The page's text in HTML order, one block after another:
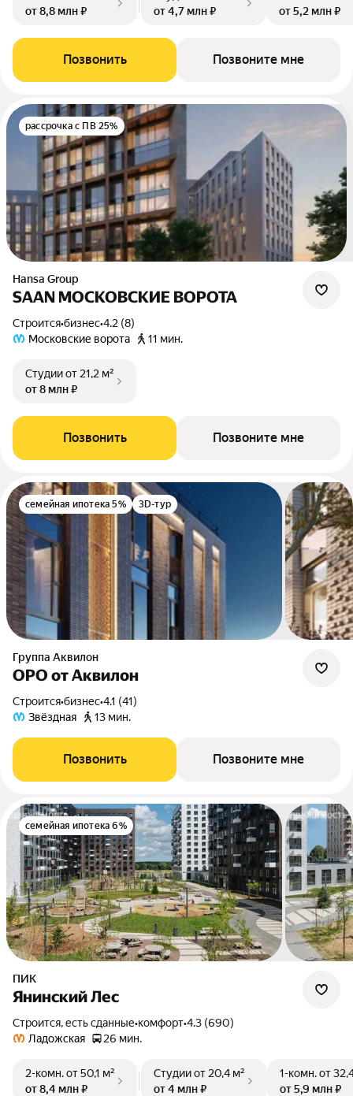
от 8,8 млн ₽
от 4,7 млн ₽
от 5,2 млн ₽
Позвонить Позвоните мне
рассрочка с ПВ 25%
Hansa Group
SAAN МОСКОВСКИЕ ВОРОТА
Строится•бизнес•4.2 (8)
Московские ворота
11 мин.
Студииот 21,2 м²
от 8 млн ₽
Позвонить Позвоните мне
семейная ипотека 5% 3D-тур
Группа Аквилон
ОРО от Аквилон
Строится•бизнес•4.1 (41)
Звёздная
13 мин.
Позвонить Позвоните мне
семейная ипотека 6%
ПИК
Янинский Лес
Строится, есть сданные•комфорт•4.3 (690)
Ладожская
26 мин.
2-комн.от 50,1 м²
от 8,4 млн ₽
Студииот 20,4 м²
от 4 млн ₽
1-комн.от
от 5,9 млн ₽